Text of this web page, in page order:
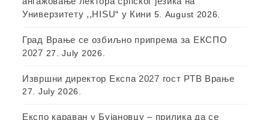
Универзитету ,,HISU“ у Кини 5. August 2026.
Град Врање се озбиљно припрема за ЕКСПО
2027 27. July 2026.
Извршни директор Експа 2027 гост РТВ Врање
27. July 2026.
Експо караван у Бујановцу – прилика да се